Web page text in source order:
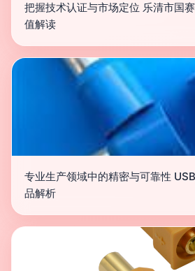
把握技术认证与市场定位 乐清市国
值解读
专业生产领域中的精密与可靠性
品解析